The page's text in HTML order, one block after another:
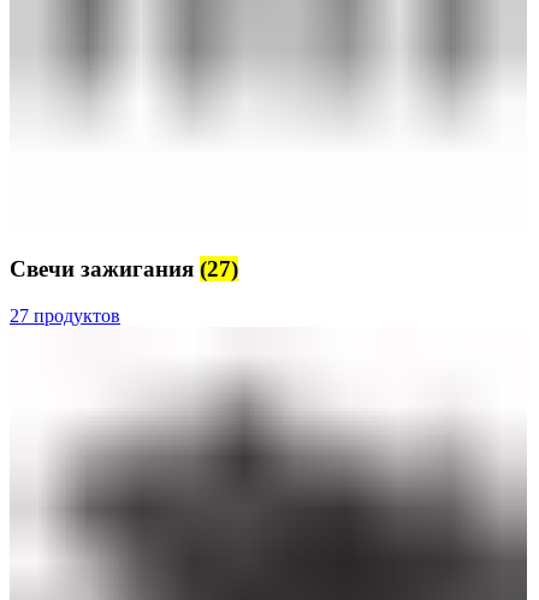
Свечи зажигания (27)
27 продуктов